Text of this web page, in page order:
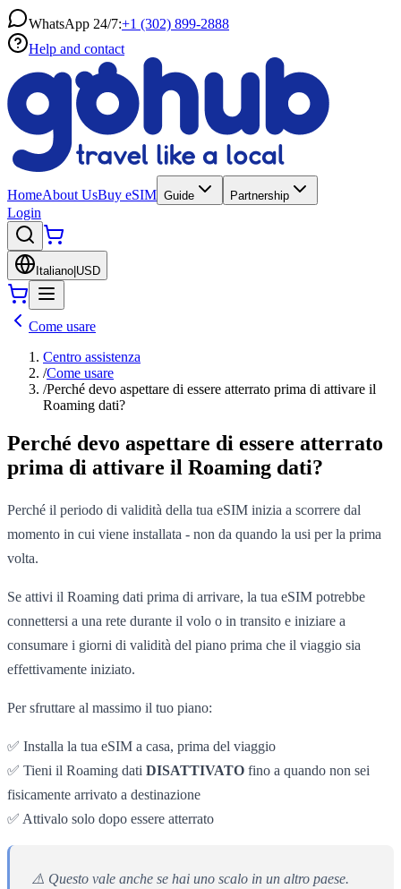
WhatsApp 24/7:+1 (302) 899-2888
Help and contact
HomeAbout UsBuy eSIM Guide Partnership
Login
Italiano USD
Come usare
Centro assistenza
/Come usare
/Perché devo aspettare di essere atterrato prima di attivare il
Roaming dati?
Perché devo aspettare di essere atterrato
prima di attivare il Roaming dati?
Perché il periodo di validità della tua eSIM inizia a scorrere dal
momento in cui viene installata - non da quando la usi per la prima
volta.
Se attivi il Roaming dati prima di arrivare, la tua eSIM potrebbe
connettersi a una rete durante il volo o in transito e iniziare a
consumare i giorni di validità del piano prima che il viaggio sia
effettivamente iniziato.
Per sfruttare al massimo il tuo piano:
✅ Installa la tua eSIM a casa, prima del viaggio
✅ Tieni il Roaming dati DISATTIVATO fino a quando non sei
fisicamente arrivato a destinazione
✅ Attivalo solo dopo essere atterrato
⚠️ Questo vale anche se hai uno scalo in un altro paese.